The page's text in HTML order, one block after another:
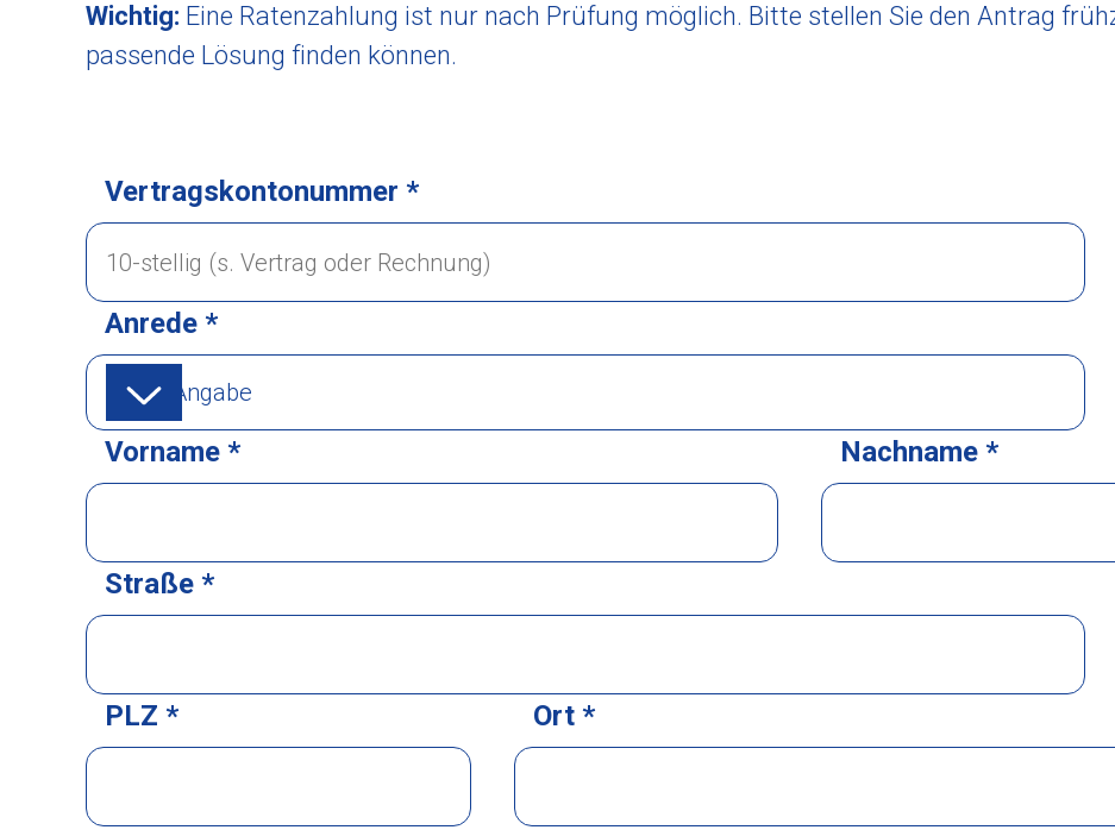
Wichtig: Eine Ratenzahlung ist nur nach Prüfung möglich. Bitte stellen Sie den Antrag
passende Lösung finden können.
Vertragskontonummer *
Anrede *
Keine Angabe
Vorname * Nachname *
Straße *
PLZ * Ort *